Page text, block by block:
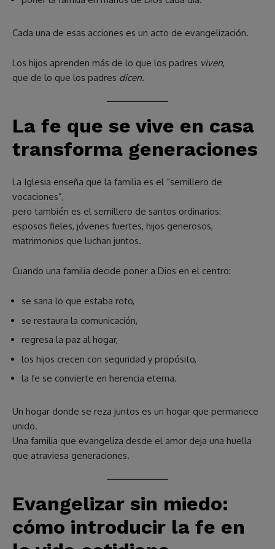
Cada una de esas acciones es un acto de evangelización.
Los hijos aprenden más de lo que los padres viven,
que de lo que los padres dicen.
La fe que se vive en casa
transforma generaciones
La Iglesia enseña que la familia es el “semillero de
vocaciones”,
pero también es el semillero de santos ordinarios:
esposos fieles, jóvenes fuertes, hijos generosos,
matrimonios que luchan juntos.
Cuando una familia decide poner a Dios en el centro:
se sana lo que estaba roto,
se restaura la comunicación,
regresa la paz al hogar,
los hijos crecen con seguridad y propósito,
la fe se convierte en herencia eterna.
Un hogar donde se reza juntos es un hogar que permanece
unido.
Una familia que evangeliza desde el amor deja una huella
que atraviesa generaciones.
Evangelizar sin miedo:
cómo introducir la fe en